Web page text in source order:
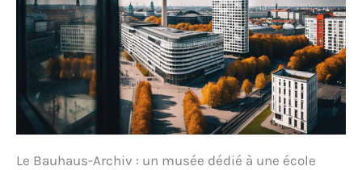
Le Bauhaus-Archiv : un musée dédié à une école